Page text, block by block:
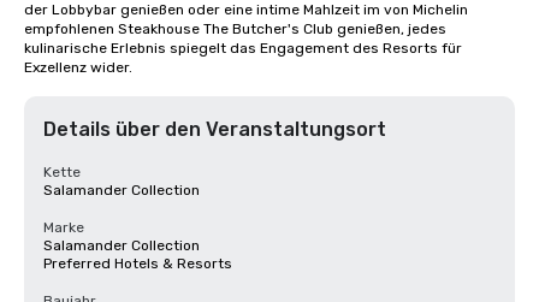
der Lobbybar genießen oder eine intime Mahlzeit im von Michelin
empfohlenen Steakhouse The Butcher's Club genießen, jedes
kulinarische Erlebnis spiegelt das Engagement des Resorts für
Exzellenz wider.
Details über den Veranstaltungsort
Kette
Salamander Collection
Marke
Salamander Collection
Preferred Hotels & Resorts